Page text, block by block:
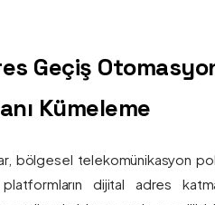
Geçiş
Kümeleme
bölgesel telekomünikasyon
dijital adres